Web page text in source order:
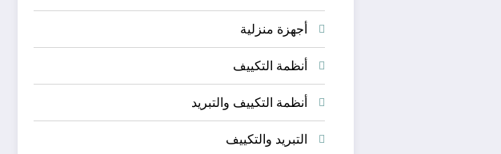
أجهزة منزلية
أنظمة التكييف
أنظمة التكييف والتبريد
التبريد والتكييف